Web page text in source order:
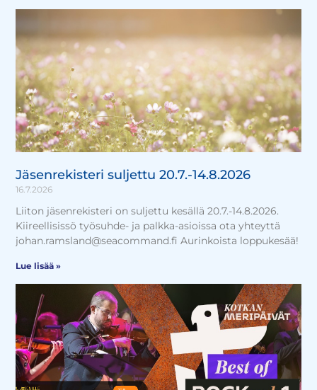
Jäsenrekisteri suljettu 20.7.-14.8.2026
16.7.2026
Liiton jäsenrekisteri on suljettu kesällä 20.7.-14.8.2026.
Kiireellisissö työsuhde- ja palkka-asioissa ota yhteyttä
johan.ramsland@seacommand.fi Aurinkoista loppukesää!
Lue lisää »